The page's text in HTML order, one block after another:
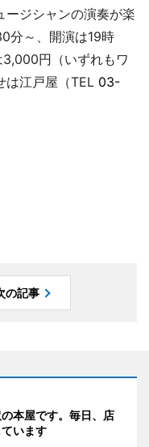
ージシャンの演奏が楽
分～、開演は19時
円（いずれもワ
は江戸屋（TEL 03-
の記事
本屋です。毎日、店
います